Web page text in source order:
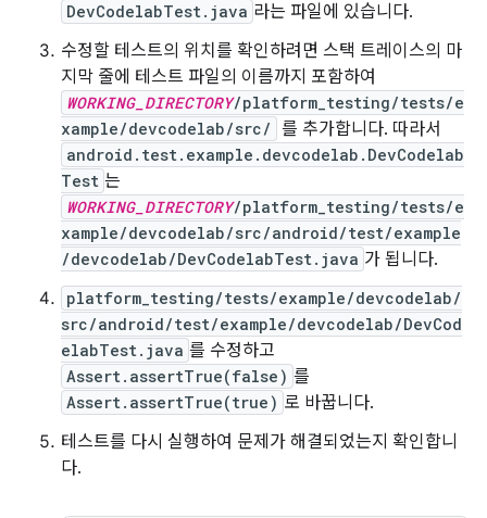
DevCodelabTest.java 라는 파일에 있습니다.
수정할 테스트의 위치를 확인하려면 스택 트레이스의 마
지막 줄에 테스트 파일의 이름까지 포함하여
WORKING_DIRECTORY/platform_testing/tests/e
xample/devcodelab/src/ 를 추가합니다. 따라서
android.test.example.devcodelab.DevCodelab
Test 는
WORKING_DIRECTORY/platform_testing/tests/e
xample/devcodelab/src/android/test/example
/devcodelab/DevCodelabTest.java 가 됩니다.
platform_testing/tests/example/devcodelab/
src/android/test/example/devcodelab/DevCod
elabTest.java 를 수정하고
Assert.assertTrue(false) 를
Assert.assertTrue(true) 로 바꿉니다.
테스트를 다시 실행하여 문제가 해결되었는지 확인합니
다.